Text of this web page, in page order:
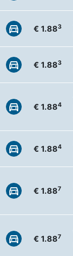
€ 1.883
€ 1.883
€ 1.884
€ 1.884
€ 1.887
€ 1.887